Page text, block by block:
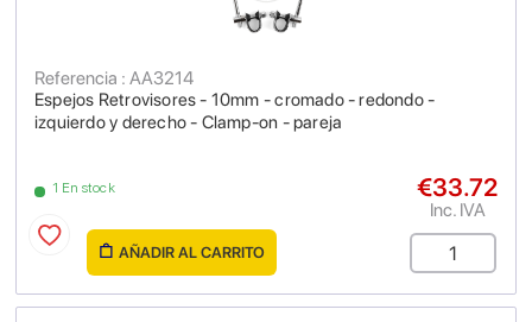
Espejos Retrovisores - 10mm - cromado - redondo -
izquierdo y derecho - Clamp-on - pareja
Referencia : AA3214
1 En stock €33.72
Inc. IVA
AÑADIR AL CARRITO